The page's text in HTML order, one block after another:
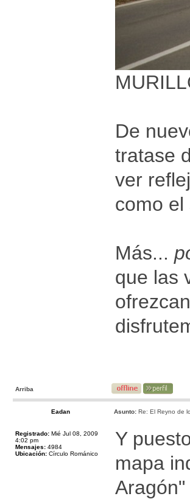
De
tratase
ver
como el
Más...
que las
Arriba
Eadan Asunto: Re: El Reyno de
Registrado: Mié Jul 08, 2009
4:02 pm
Mensajes: 4984
Ubicación: Círculo Románico
Y
mapa